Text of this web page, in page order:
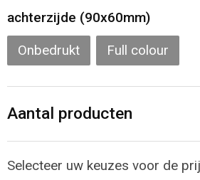
Kledingaccessoires
achterzijde (90x60mm)
Onbedrukt Full colour
Aantal producten
Selecteer uw keuzes voor de